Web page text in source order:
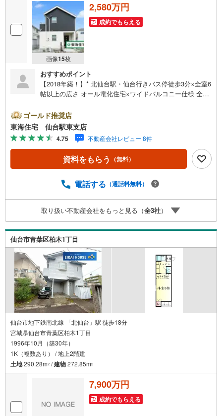
画像15枚
2,580万円
成約でもらえる
おすすめポイント
【2018年築！】* 北仙台駅・仙台行きバス停徒歩3分×全室6
帖以上の広さ オール電化住宅×ワイドバルコニー仕様 全室
未掲載物件のご提案・ご案内も可能です * アピールポイン
ト *■出来たてのお料理の配膳・後片付けもラクチンなカウ
ンター付オープンキッチン ■キッチン回りのお手入れがし
やすいオール電化住宅*。・■お洋服や荷物が増えても安心
な全室容量たっぷりクローゼット付き ■在宅ワークや趣味
部屋を設けたいファミリーにも最適な広々4LDK！■お洗濯
環境 *・川平小学校:徒歩17分・中山中学校:徒歩7分・ロー
す！お気軽にお電話下さい！・来社はもちろん、メールで
のご相談、資料請求も大歓迎です ⇒お電話に抵抗がある方
も安心してお問い合わせください
ゴールド推奨店
東海住宅 仙台駅東支店
4.75 不動産会社レビュー 8件
資料をもらう （無料）
電話する （通話料無料）
取り扱い不動産会社をもっと見る（全3社）
仙台市青葉区柏木1丁目
仙台市地下鉄南北線 「北仙台」駅 徒歩18分
宮城県仙台市青葉区柏木1丁目
1996年10月（築30年）
1K（複数あり） / 地上2階建
土地290.28m2 /建物272.85m2
7,900万円
成約でもらえる